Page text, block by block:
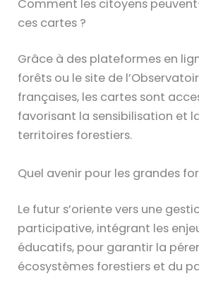
Comment les citoyens
ces cartes ?
Grâce à des plateformes en
forêts ou le site de
françaises, les cartes sont
favorisant la sensibilisation et
territoires forestiers.
Quel avenir pour les grandes
Le futur s’oriente vers une
participative, intégrant les
éducatifs, pour garantir la
écosystèmes forestiers et du